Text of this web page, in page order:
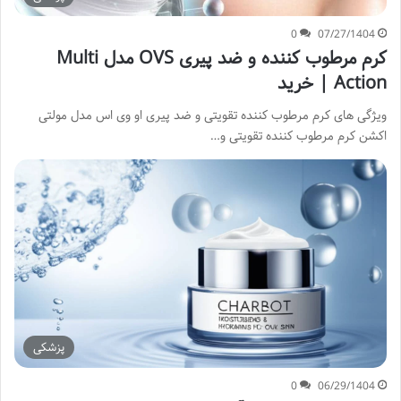
07/27/1404
0
کرم مرطوب کننده و ضد پیری OVS مدل Multi
Action | خرید
ویژگی های کرم مرطوب کننده تقویتی و ضد پیری او وی اس مدل مولتی
اکشن کرم مرطوب کننده تقویتی و…
پزشکی
06/29/1404
0